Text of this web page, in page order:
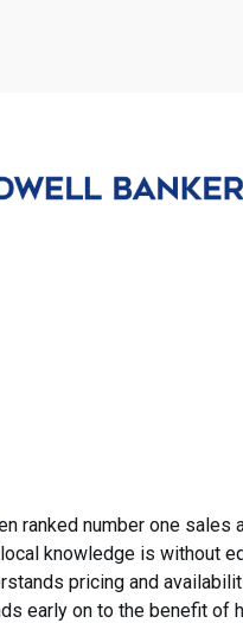
ranked number one sales
knowledge is without
pricing and
early on to the benefit of